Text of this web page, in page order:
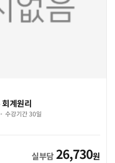
계원리
수강기간 30일
실부담 26,730원